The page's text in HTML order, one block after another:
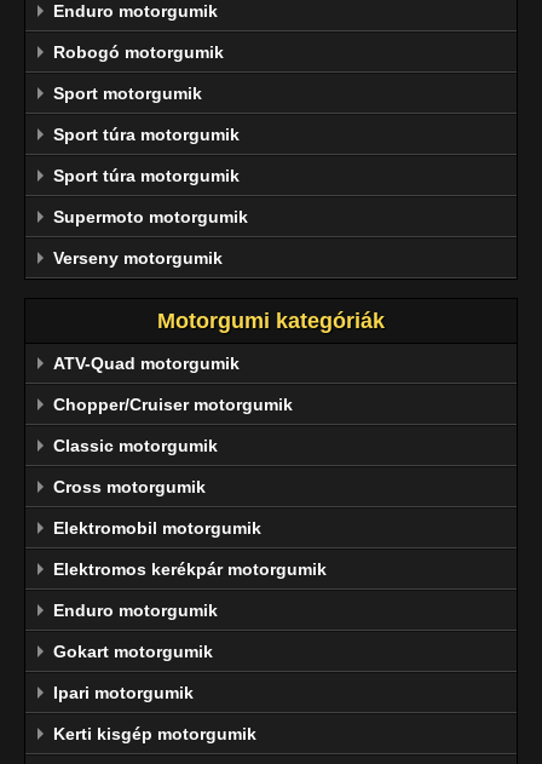
Enduro motorgumik
Robogó motorgumik
Sport motorgumik
Sport túra motorgumik
Sport túra motorgumik
Supermoto motorgumik
Verseny motorgumik
Motorgumi kategóriák
ATV-Quad motorgumik
Chopper/Cruiser motorgumik
Classic motorgumik
Cross motorgumik
Elektromobil motorgumik
Elektromos kerékpár motorgumik
Enduro motorgumik
Gokart motorgumik
Ipari motorgumik
Kerti kisgép motorgumik